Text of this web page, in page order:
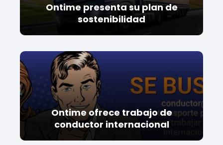
Ontime presenta su plan de
sostenibilidad
Ontime ofrece trabajo de
conductor internacional